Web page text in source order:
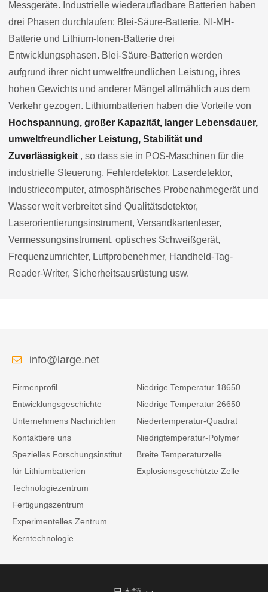
Messgeräte. Industrielle wiederaufladbare Batterien haben
drei Phasen durchlaufen: Blei-Säure-Batterie, NI-MH-
Batterie und Lithium-Ionen-Batterie drei
Entwicklungsphasen. Blei-Säure-Batterien werden
aufgrund ihrer nicht umweltfreundlichen Leistung, ihres
hohen Gewichts und anderer Mängel allmählich aus dem
Verkehr gezogen. Lithiumbatterien haben die Vorteile von
Hochspannung, großer Kapazität, langer Lebensdauer,
umweltfreundlicher Leistung, Stabilität und
Zuverlässigkeit , so dass sie in POS-Maschinen für die
industrielle Steuerung, Fehlerdetektor, Laserdetektor,
Industriecomputer, atmosphärisches Probenahmegerät und
Wasser weit verbreitet sind Qualitätsdetektor,
Laserorientierungsinstrument, Versandkartenleser,
Vermessungsinstrument, optisches Schweißgerät,
Frequenzumrichter, Luftprobenehmer, Handheld-Tag-
Reader-Writer, Sicherheitsausrüstung usw.
info@large.net
Firmenprofil
Entwicklungsgeschichte
Unternehmens Nachrichten
Kontaktiere uns
Spezielles Forschungsinstitut
für Lithiumbatterien
Technologiezentrum
Fertigungszentrum
Experimentelles Zentrum
Kerntechnologie
Niedrige Temperatur 18650
Niedrige Temperatur 26650
Niedertemperatur-Quadrat
Niedrigtemperatur-Polymer
Breite Temperaturzelle
Explosionsgeschützte Zelle